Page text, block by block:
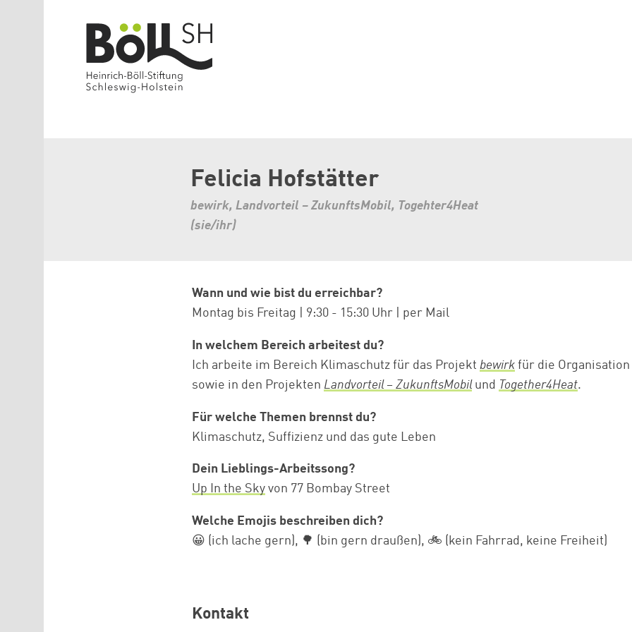
Felicia Hofstätter
bewirk, Landvorteil – ZukunftsMobil, Togehter4Heat
(sie/ihr)
Wann und wie bist du erreichbar?
Montag bis Freitag | 9:30 - 15:30 Uhr | per Mail
In welchem Bereich arbeitest du?
Ich arbeite im Bereich Klimaschutz für das Projekt bewirk für die
sowie in den Projekten Landvorteil – ZukunftsMobilund Together4Heat.
Für welche Themen brennst du?
Klimaschutz, Suffizienz und das gute Leben
Dein Lieblings-Arbeitssong?
Up In the Sky von 77 Bombay Street
Welche Emojis beschreiben dich?
😀 (ich lache gern), 🌳 (bin gern draußen), 🚲 (kein Fahrrad, keine Freiheit)
Kontakt